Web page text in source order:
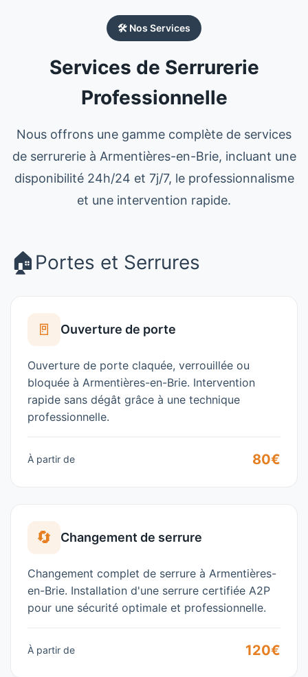
🛠️ Nos Services
Services de Serrurerie
Professionnelle
Nous offrons une gamme complète de services
de serrurerie à Armentières-en-Brie, incluant une
disponibilité 24h/24 et 7j/7, le professionnalisme
et une intervention rapide.
🏠 Portes et Serrures
🚪 Ouverture de porte
Ouverture de porte claquée, verrouillée ou
bloquée à Armentières-en-Brie. Intervention
rapide sans dégât grâce à une technique
professionnelle.
À partir de 80€
🔄 Changement de serrure
Changement complet de serrure à Armentières-
en-Brie. Installation d'une serrure certifiée A2P
pour une sécurité optimale et professionnelle.
À partir de 120€